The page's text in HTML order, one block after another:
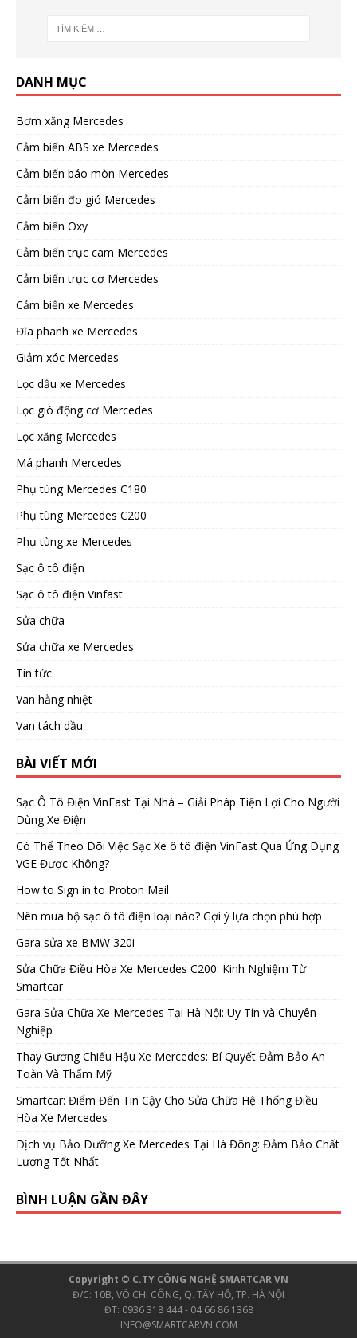
DANH MỤC
Bơm xăng Mercedes
Cảm biến ABS xe Mercedes
Cảm biến báo mòn Mercedes
Cảm biến đo gió Mercedes
Cảm biến Oxy
Cảm biến trục cam Mercedes
Cảm biến trục cơ Mercedes
Cảm biến xe Mercedes
Đĩa phanh xe Mercedes
Giảm xóc Mercedes
Lọc dầu xe Mercedes
Lọc gió động cơ Mercedes
Lọc xăng Mercedes
Má phanh Mercedes
Phụ tùng Mercedes C180
Phụ tùng Mercedes C200
Phụ tùng xe Mercedes
Sạc ô tô điện
Sạc ô tô điện Vinfast
Sửa chữa
Sửa chữa xe Mercedes
Tin tức
Van hằng nhiệt
Van tách dầu
BÀI VIẾT MỚI
Sạc Ô Tô Điện VinFast Tại Nhà – Giải Pháp Tiện Lợi Cho Người
Dùng Xe Điện
Có Thể Theo Dõi Việc Sạc Xe ô tô điện VinFast Qua Ứng Dụng
VGE Được Không?
How to Sign in to Proton Mail
Nên mua bộ sạc ô tô điện loại nào? Gợi ý lựa chọn phù hợp
Gara sửa xe BMW 320i
Sửa Chữa Điều Hòa Xe Mercedes C200: Kinh Nghiệm Từ
Smartcar
Gara Sửa Chữa Xe Mercedes Tại Hà Nội: Uy Tín và Chuyên
Nghiệp
Thay Gương Chiếu Hậu Xe Mercedes: Bí Quyết Đảm Bảo An
Toàn Và Thẩm Mỹ
Smartcar: Điểm Đến Tin Cậy Cho Sửa Chữa Hệ Thống Điều
Hòa Xe Mercedes
Dịch vụ Bảo Dưỡng Xe Mercedes Tại Hà Đông: Đảm Bảo Chất
Lượng Tốt Nhất
BÌNH LUẬN GẦN ĐÂY
Copyright © C.TY CÔNG NGHỆ SMARTCAR VN
Đ/C: 10B, VÕ CHÍ CÔNG, Q. TÂY HỒ, TP. HÀ NỘI
ĐT: 0936 318 444 - 04 66 86 1368
INFO@SMARTCARVN.COM